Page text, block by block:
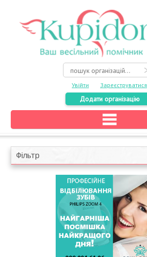
Увійти Зареєструватися
Додати організацію
Головна
Каталог
На карті
Учасники дисконтної програми
Фільтр